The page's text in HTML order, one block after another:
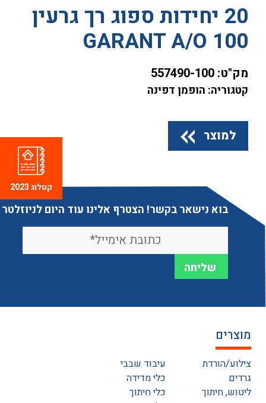
20 יחידות ספוג רך גרעין
GARANT A/O 100
מק"ט: 557490-100
קטגוריה: הופמן דפינה
למוצר
בוא נישאר בקשר! הצטרף אלינו עוד היום לניוזלטר
מוצרים
צילוע/הורדת
גרדים
ליטוש, חיתוך
עיבוד שבבי
כלי מדידה
כלי חיתוך
קטלוג 2023